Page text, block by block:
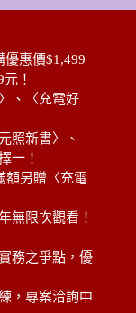
優惠價$1,499
！
、〈充電好
照新書〉、
一！
額另贈〈充電
無限次觀看！
務之爭點，優
，專案洽詢中